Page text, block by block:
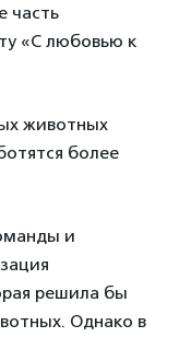
часть
«С любовью к
животных
более
и
решила бы
Однако в